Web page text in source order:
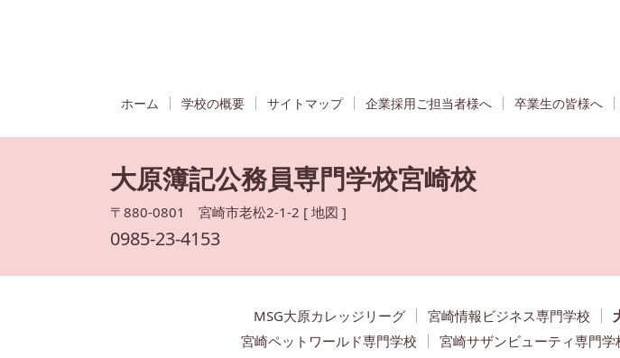
ホーム 学校の概要 サイトマップ 企業採用ご担当者様へ 卒業生の皆様へ
大原簿記公務員専門学校宮崎校
〒880-0801 宮崎市老松2-1-2 [ 地図 ]
0985-23-4153
MSG大原カレッジリーグ 宮崎情報ビジネス専門学校
宮崎ペットワールド専門学校
宮崎サザンビューティ専門学